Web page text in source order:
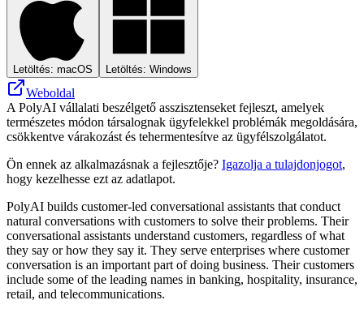
Letöltés: macOS Letöltés: Windows
Weboldal
A PolyAI vállalati beszélgető asszisztenseket fejleszt, amelyek
természetes módon társalognak ügyfelekkel problémák megoldására,
csökkentve várakozást és tehermentesítve az ügyfélszolgálatot.
Ön ennek az alkalmazásnak a fejlesztője? Igazolja a tulajdonjogot,
hogy kezelhesse ezt az adatlapot.
PolyAI builds customer-led conversational assistants that conduct
natural conversations with customers to solve their problems. Their
conversational assistants understand customers, regardless of what
they say or how they say it. They serve enterprises where customer
conversation is an important part of doing business. Their customers
include some of the leading names in banking, hospitality, insurance,
retail, and telecommunications.